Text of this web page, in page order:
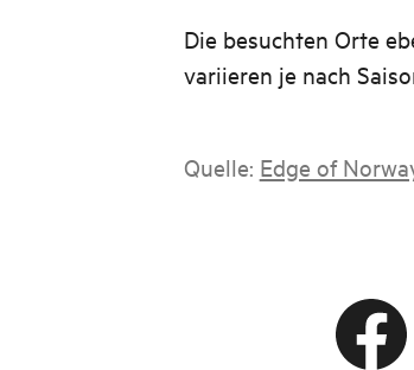
Die besuchten Orte
variieren je nach
Quelle: Edge of